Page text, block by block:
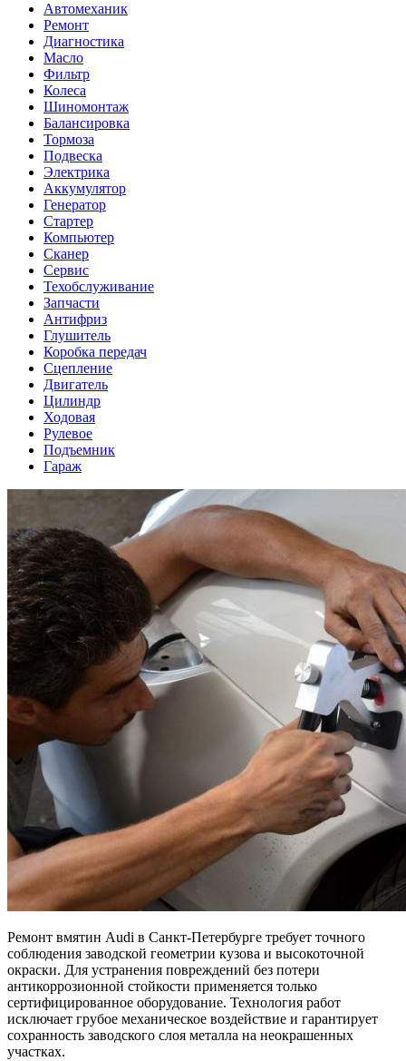
Автомеханик
Ремонт
Диагностика
Масло
Фильтр
Колеса
Шиномонтаж
Балансировка
Тормоза
Подвеска
Электрика
Аккумулятор
Генератор
Стартер
Компьютер
Сканер
Сервис
Техобслуживание
Запчасти
Антифриз
Глушитель
Коробка передач
Сцепление
Двигатель
Цилиндр
Ходовая
Рулевое
Подъемник
Гараж
Ремонт вмятин Audi в Санкт-Петербурге требует точного
соблюдения заводской геометрии кузова и высокоточной
окраски. Для устранения повреждений без потери
антикоррозионной стойкости применяется только
сертифицированное оборудование. Технология работ
исключает грубое механическое воздействие и гарантирует
сохранность заводского слоя металла на неокрашенных
участках.